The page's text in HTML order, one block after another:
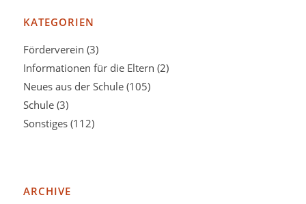
KATEGORIEN
Förderverein (3)
Informationen für die Eltern (2)
Neues aus der Schule(105)
Schule(3)
Sonstiges(112)
ARCHIVE